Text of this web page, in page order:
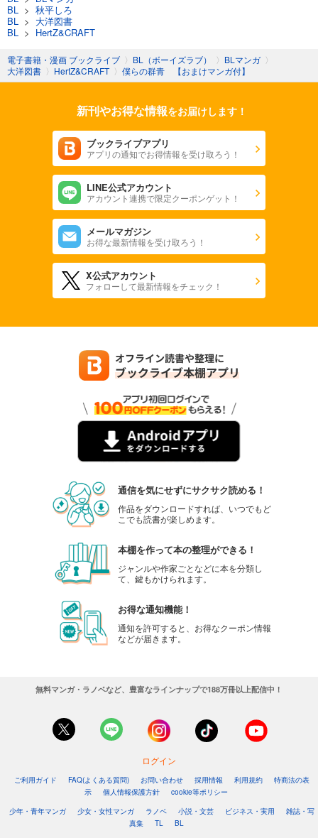
BL > 秋平しろ
BL > 大洋図書
BL > HertZ&CRAFT
電子書籍・漫画 ブックライブ 〉 BL（ボーイズラブ） 〉 BLマンガ 〉
大洋図書 〉 HertZ&CRAFT 〉 僕らの群青 【おまけマンガ付】
新刊やお得な情報をお届けします！
ブックライブアプリ
アプリの通知でお得情報を受け取ろう！
LINE公式アカウント
アカウント連携で限定クーポンゲット！
メールマガジン
お得な最新情報を受け取ろう！
X公式アカウント
フォローして最新情報をチェック！
通信を気にせずにサクサク読める！
作品をダウンロードすれば、いつでもど
こでも読書が楽しめます。
本棚を作って本の整理ができる！
ジャンルや作家ごとなどに本を分類し
て、鍵もかけられます。
お得な通知機能！
通知を許可すると、お得なクーポン情報
などが届きます。
無料マンガ・ラノベなど、豊富なラインナップで188万冊以上配信中！
ログイン
ご利用ガイド FAQ(よくある質問) お問い合わせ 採用情報 利用規約
特商法の表
示
個人情報保護方針
cookie等ポリシー
少年・青年マンガ
少女・女性マンガ ラノベ 小説・文芸 ビジネス・実用
雑誌・写
真集
TL BL